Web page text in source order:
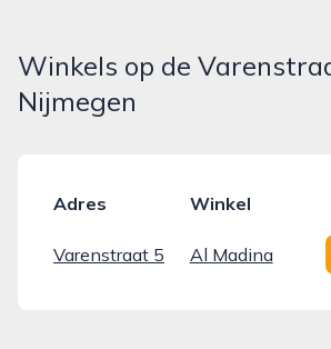
Winkels op de
Nijmegen
Adres Winkel
Varenstraat 5 Al Madina